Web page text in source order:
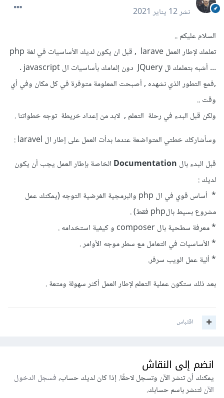
نشر12 يناير 2021
السلام عليكم ..
تعلمك لإطار العمل larave , قبل ان يكون لديك الأساسيات في لغة php
... أشبه بتعلمك لل JQuery دون إلمامك بأساسيات ال javascript .
,فمع التطور الذي نشهده , أصبحت المعلومة متوفرة في كل مكان وفي أي
وقت ..
ولكن قبل البدء في رحلة التعلم , لابد من إعداد خريطة توجه خطواتنا .
وسأشاركك خطتي المتواضعة عندما بدأت العمل على إطار ال laravel :
قبل البدء بال Documentation الخاصة بإطار العمل يجب أن يكون
لديك :
* أساس قوي في ال php والبرمجية الغرضية التوجه (يمكنك عمل
مشروع بسيط بالphp فقط) .
* معرفة سطحية بال composer و كيفية استخدامه .
* الأساسيات في التعامل مع سطر موجه الأوامر .
* ألية عمل الويب سرفر.
بعد ذلك ستكون عملية التعلم لإطار العمل أكثر سهولة ومتعة .
اقتباس
انضم إلى النقاش
يمكنك أن تنشر الآن وتسجل لاحقًا. إذا كان لديك حساب،فسجل الدخول
الآنلتنشر باسم حسابك.